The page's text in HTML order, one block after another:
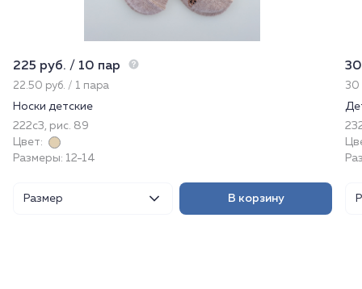
225 руб. / 10 пар
22.50 руб. / 1 пара
Носки детские
222с3, рис. 89
Цвет:
Размеры: 12-14
Размер В корзину
30